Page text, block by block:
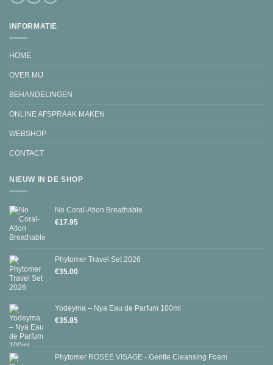
INFORMATIE
HOME
OVER MIJ
BEHANDELINGEN
ONLINE AFSPRAAK MAKEN
WEBSHOP
CONTACT
NIEUW IN DE SHOP
No Coral-Ation Breathable
€17.95
Phytomer Travel Set 2026
€35.00
Yodeyma – Nya Eau de Parfum 100ml
€35.85
Phytomer ROSÉE VISAGE - Gentle Cleansing Foam